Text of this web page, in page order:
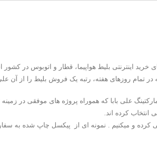
خرید اینترنتی بلیط هواپیما، قطار و اتوبوس در
علی بابا که هموراه پروژه های موفقی در
کرده و میکنیم . نمونه ای از پیکسل چاپ شده به سفارش